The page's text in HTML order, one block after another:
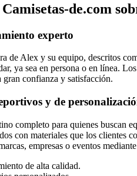
de.com
experto
de Alex y su equipo, descritos
ya sea en persona o en línea.
gran confianza y satisfacción.
y de
completo para quienes buscan
con materiales que los clientes
empresas o eventos
de alta calidad.